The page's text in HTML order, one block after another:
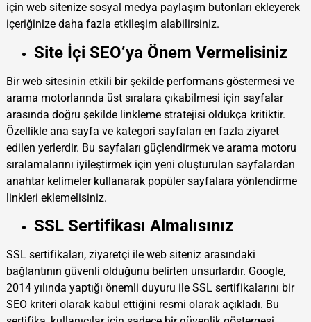
için web sitenize sosyal medya paylaşım butonları ekleyerek
içeriğinize daha fazla etkileşim alabilirsiniz.
Site İçi SEO’ya Önem Vermelisiniz
Bir web sitesinin etkili bir şekilde performans göstermesi ve
arama motorlarında üst sıralara çıkabilmesi için sayfalar
arasında doğru şekilde linkleme stratejisi oldukça kritiktir.
Özellikle ana sayfa ve kategori sayfaları en fazla ziyaret
edilen yerlerdir. Bu sayfaları güçlendirmek ve arama motoru
sıralamalarını iyileştirmek için yeni oluşturulan sayfalardan
anahtar kelimeler kullanarak popüler sayfalara yönlendirme
linkleri eklemelisiniz.
SSL Sertifikası Almalısınız
SSL sertifikaları, ziyaretçi ile web siteniz arasındaki
bağlantının güvenli olduğunu belirten unsurlardır. Google,
2014 yılında yaptığı önemli duyuru ile SSL sertifikalarını bir
SEO kriteri olarak kabul ettiğini resmi olarak açıkladı. Bu